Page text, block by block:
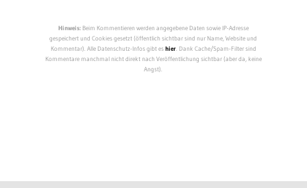
Hinweis:Beim Kommentieren werden angegebene Daten sowie IP-Adresse
gespeichert und Cookies gesetzt (öffentlich sichtbar sind nur Name, Website und
Kommentar). Alle Datenschutz-Infos gibt eshier. Dank Cache/Spam-Filter sind
Kommentare manchmal nicht direkt nach Veröffentlichung sichtbar (aber da, keine
Angst).